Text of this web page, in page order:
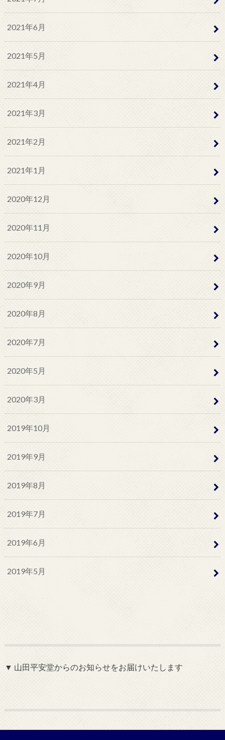
2021年6月
2021年5月
2021年4月
2021年3月
2021年2月
2021年1月
2020年12月
2020年11月
2020年10月
2020年9月
2020年8月
2020年7月
2020年5月
2020年3月
2019年10月
2019年9月
2019年8月
2019年7月
2019年6月
2019年5月
▼ 山田平安堂からのお知らせをお届けいたします